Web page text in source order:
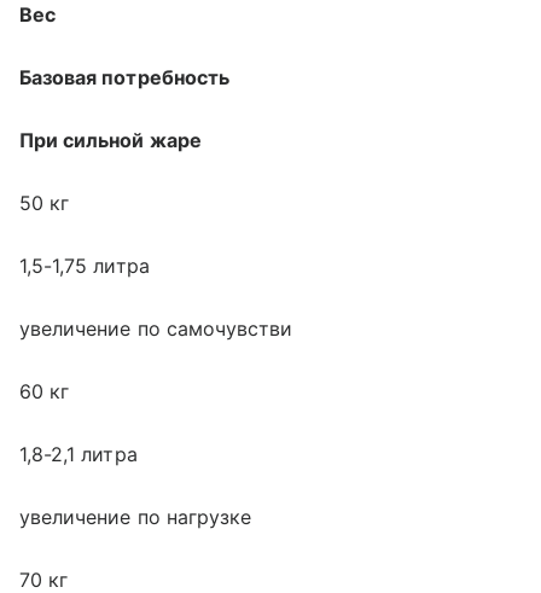
Вес
Базовая потребность
При сильной жаре
50 кг
1,5-1,75 литра
увеличение по самочувстви
60 кг
1,8-2,1 литра
увеличение по нагрузке
70 кг